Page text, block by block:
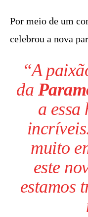
Por meio de um
celebrou a nova
“A
da
a
muito
este
estamos